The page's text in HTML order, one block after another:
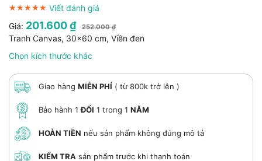
★★★★★
★★★★★
★★★★★ Viết đánh giá
Giá: 201.600 ₫ 252.000 ₫
Tranh Canvas, 30x60 cm, Viền đen
Chọn kích thước khác
Giao hàng MIỄN PHÍ ( từ 800k trở lên )
Bảo hành 1ĐỔI 1 trong 1 NĂM
HOÀN TIỀN nếu sản phẩm không đúng mô tả
KIỂM TRA sản phẩm trước khi thanh toán